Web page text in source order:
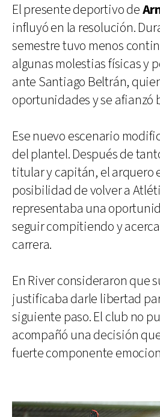
El presente deportivo de
influyó en la resolución.
semestre tuvo menos
algunas molestias físicas y
ante Santiago Beltrán,
oportunidades y se afianzó
Ese nuevo escenario
del plantel. Después de
titular y capitán, el arquero
posibilidad de volver a
representaba una
seguir compitiendo y
carrera.
En River consideraron que
justificaba darle libertad
siguiente paso. El club no
acompañó una decisión
fuerte componente